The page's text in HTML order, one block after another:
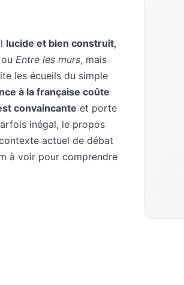
lucide et bien construit,
ou Entre les murs, mais
les écueils du simple
à la française coûte
convaincante et porte
inégal, le propos
actuel de débat
à voir pour comprendre